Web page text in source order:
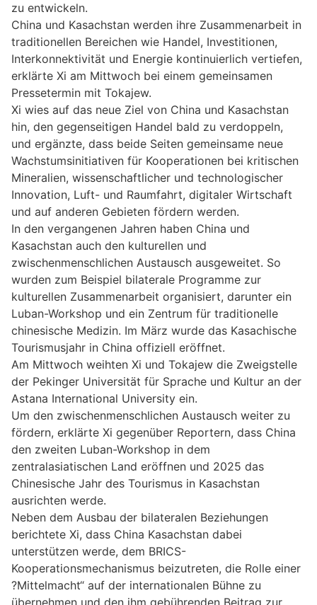
zu entwickeln.
China und Kasachstan werden ihre Zusammenarbeit in
traditionellen Bereichen wie Handel, Investitionen,
Interkonnektivität und Energie kontinuierlich vertiefen,
erklärte Xi am Mittwoch bei einem gemeinsamen
Pressetermin mit Tokajew.
Xi wies auf das neue Ziel von China und Kasachstan
hin, den gegenseitigen Handel bald zu verdoppeln,
und ergänzte, dass beide Seiten gemeinsame neue
Wachstumsinitiativen für Kooperationen bei kritischen
Mineralien, wissenschaftlicher und technologischer
Innovation, Luft- und Raumfahrt, digitaler Wirtschaft
und auf anderen Gebieten fördern werden.
In den vergangenen Jahren haben China und
Kasachstan auch den kulturellen und
zwischenmenschlichen Austausch ausgeweitet. So
wurden zum Beispiel bilaterale Programme zur
kulturellen Zusammenarbeit organisiert, darunter ein
Luban-Workshop und ein Zentrum für traditionelle
chinesische Medizin. Im März wurde das Kasachische
Tourismusjahr in China offiziell eröffnet.
Am Mittwoch weihten Xi und Tokajew die Zweigstelle
der Pekinger Universität für Sprache und Kultur an der
Astana International University ein.
Um den zwischenmenschlichen Austausch weiter zu
fördern, erklärte Xi gegenüber Reportern, dass China
den zweiten Luban-Workshop in dem
zentralasiatischen Land eröffnen und 2025 das
Chinesische Jahr des Tourismus in Kasachstan
ausrichten werde.
Neben dem Ausbau der bilateralen Beziehungen
berichtete Xi, dass China Kasachstan dabei
unterstützen werde, dem BRICS-
Kooperationsmechanismus beizutreten, die Rolle einer
?Mittelmacht“ auf der internationalen Bühne zu